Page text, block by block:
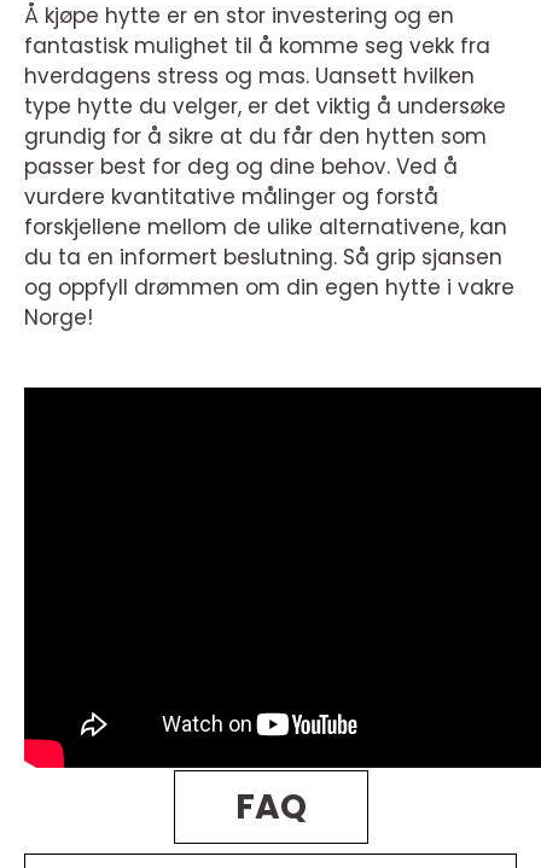
Å kjøpe hytte er en stor investering og en
fantastisk mulighet til å komme seg vekk fra
hverdagens stress og mas. Uansett hvilken
type hytte du velger, er det viktig å undersøke
grundig for å sikre at du får den hytten som
passer best for deg og dine behov. Ved å
vurdere kvantitative målinger og forstå
forskjellene mellom de ulike alternativene, kan
du ta en informert beslutning. Så grip sjansen
og oppfyll drømmen om din egen hytte i vakre
Norge!
FAQ